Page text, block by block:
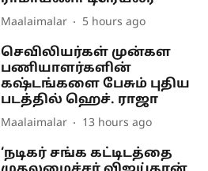
Maalaimalar 5 hours ago
செவிலியர்கள் முன்கள
பணியாளர்களின்
கஷ்டங்களை பேசும் புதிய
படத்தில் ஹெச். ராஜா
Maalaimalar 13 hours ago
‘நடிகர் சங்க கட்டிடத்தை